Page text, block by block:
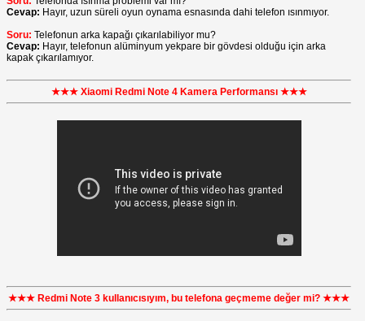
Cevap: Hayır, uzun süreli oyun oynama esnasında dahi telefon ısınmıyor.
Soru: Telefonun arka kapağı çıkarılabiliyor mu?
Cevap: Hayır, telefonun alüminyum yekpare bir gövdesi olduğu için arka
kapak çıkarılamıyor.
★★★ Xiaomi Redmi Note 4 Kamera Performansı ★★★
★★★ Redmi Note 3 kullanıcısıyım, bu telefona geçmeme değer mi? ★★★